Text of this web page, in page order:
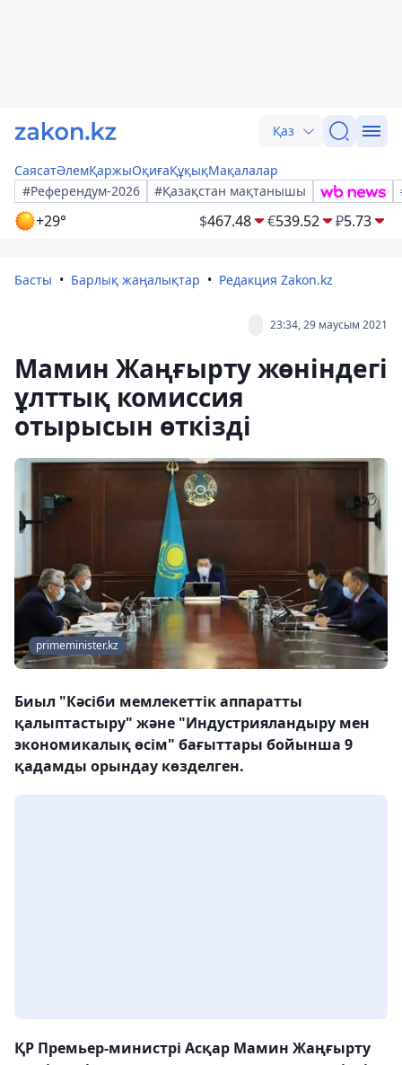
Қаз
СаясатӘлемҚаржыОқиғаҚұқықМақалалар
#Референдум-2026
#Қазақстан мақтанышы
+29° $467.48 €539.52 ₽5.73
Басты Барлық жаңалықтар Редакция Zakon.kz
23:34, 29 маусым 2021
Мамин Жаңғырту жөніндегі
ұлттық комиссия
отырысын өткізді
primeminister.kz
Биыл "Кәсіби мемлекеттік аппаратты
қалыптастыру" және "Индустрияландыру мен
экономикалық өсім" бағыттары бойынша 9
қадамды орындау көзделген.
ҚР Премьер-министрі Асқар Мамин Жаңғырту